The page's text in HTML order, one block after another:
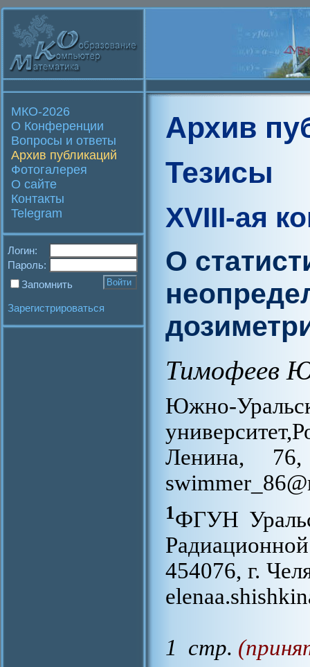
МКО-2026
О Конференции
Вопросы и ответы
Архив публикаций
Фотогалерея
О сайте
Контакты
Telegram
Логин:
Пароль:
Запомнить
Зарегистрироваться
Архив
Тезисы
XVIII-ая
О
Тимофеев
Южно-
Ленина,
1ФГУН
454076, г.
1 стр.